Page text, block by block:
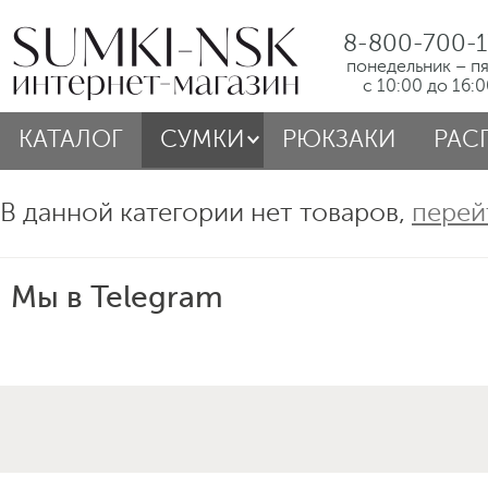
8-800-700-
понедельник –
с 10:00 до
КАТАЛОГ СУМКИ РЮКЗАКИ
В данной категории нет товаров,
Мы в Telegram